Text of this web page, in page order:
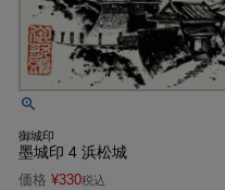
御城印
墨城印 4 浜松城
価格 ¥330税込